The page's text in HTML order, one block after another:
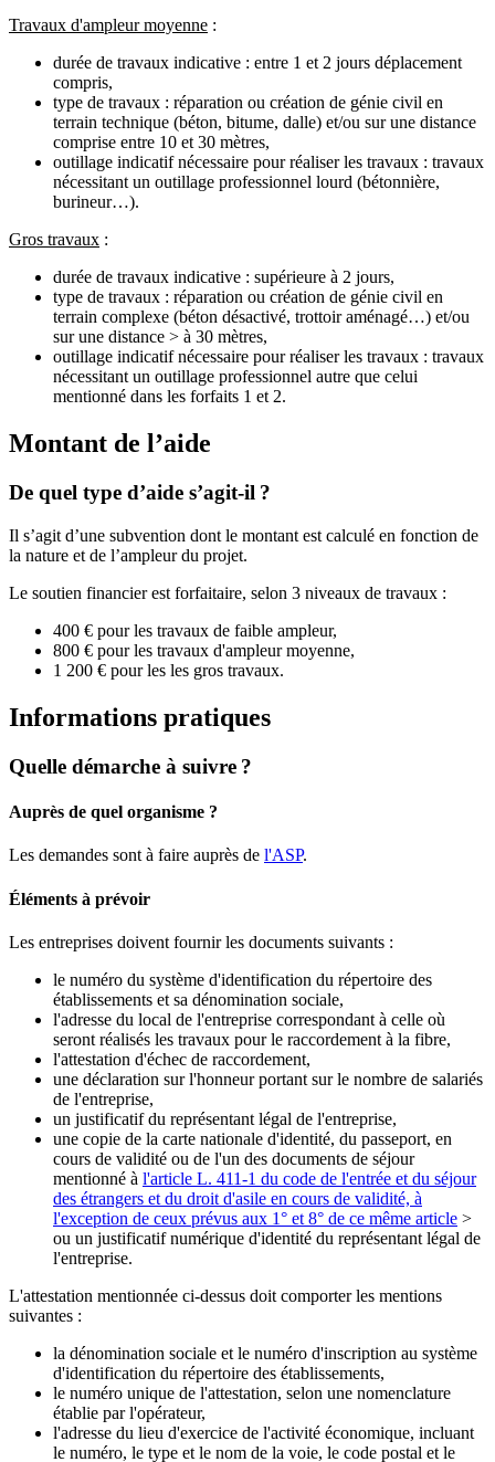
Travaux d'ampleur moyenne :
durée de travaux indicative : entre 1 et 2 jours déplacement
compris,
type de travaux : réparation ou création de génie civil en
terrain technique (béton, bitume, dalle) et/ou sur une distance
comprise entre 10 et 30 mètres,
outillage indicatif nécessaire pour réaliser les travaux : travaux
nécessitant un outillage professionnel lourd (bétonnière,
burineur…).
Gros travaux :
durée de travaux indicative : supérieure à 2 jours,
type de travaux : réparation ou création de génie civil en
terrain complexe (béton désactivé, trottoir aménagé…) et/ou
sur une distance > à 30 mètres,
outillage indicatif nécessaire pour réaliser les travaux : travaux
nécessitant un outillage professionnel autre que celui
mentionné dans les forfaits 1 et 2.
Montant de l’aide
De quel type d’aide s’agit-il ?
Il s’agit d’une subvention dont le montant est calculé en fonction de
la nature et de l’ampleur du projet.
Le soutien financier est forfaitaire, selon 3 niveaux de travaux :
400 € pour les travaux de faible ampleur,
800 € pour les travaux d'ampleur moyenne,
1 200 € pour les les gros travaux.
Informations pratiques
Quelle démarche à suivre ?
Auprès de quel organisme ?
Les demandes sont à faire auprès de l'ASP.
Éléments à prévoir
Les entreprises doivent fournir les documents suivants :
le numéro du système d'identification du répertoire des
établissements et sa dénomination sociale,
l'adresse du local de l'entreprise correspondant à celle où
seront réalisés les travaux pour le raccordement à la fibre,
l'attestation d'échec de raccordement,
une déclaration sur l'honneur portant sur le nombre de salariés
de l'entreprise,
un justificatif du représentant légal de l'entreprise,
une copie de la carte nationale d'identité, du passeport, en
cours de validité ou de l'un des documents de séjour
mentionné à l'article L. 411-1 du code de l'entrée et du séjour
des étrangers et du droit d'asile en cours de validité, à
l'exception de ceux prévus aux 1° et 8° de ce même article >
ou un justificatif numérique d'identité du représentant légal de
l'entreprise.
L'attestation mentionnée ci-dessus doit comporter les mentions
suivantes :
la dénomination sociale et le numéro d'inscription au système
d'identification du répertoire des établissements,
le numéro unique de l'attestation, selon une nomenclature
établie par l'opérateur,
l'adresse du lieu d'exercice de l'activité économique, incluant
le numéro, le type et le nom de la voie, le code postal et le